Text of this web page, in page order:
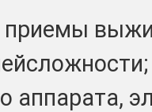
приемы
аппарата,